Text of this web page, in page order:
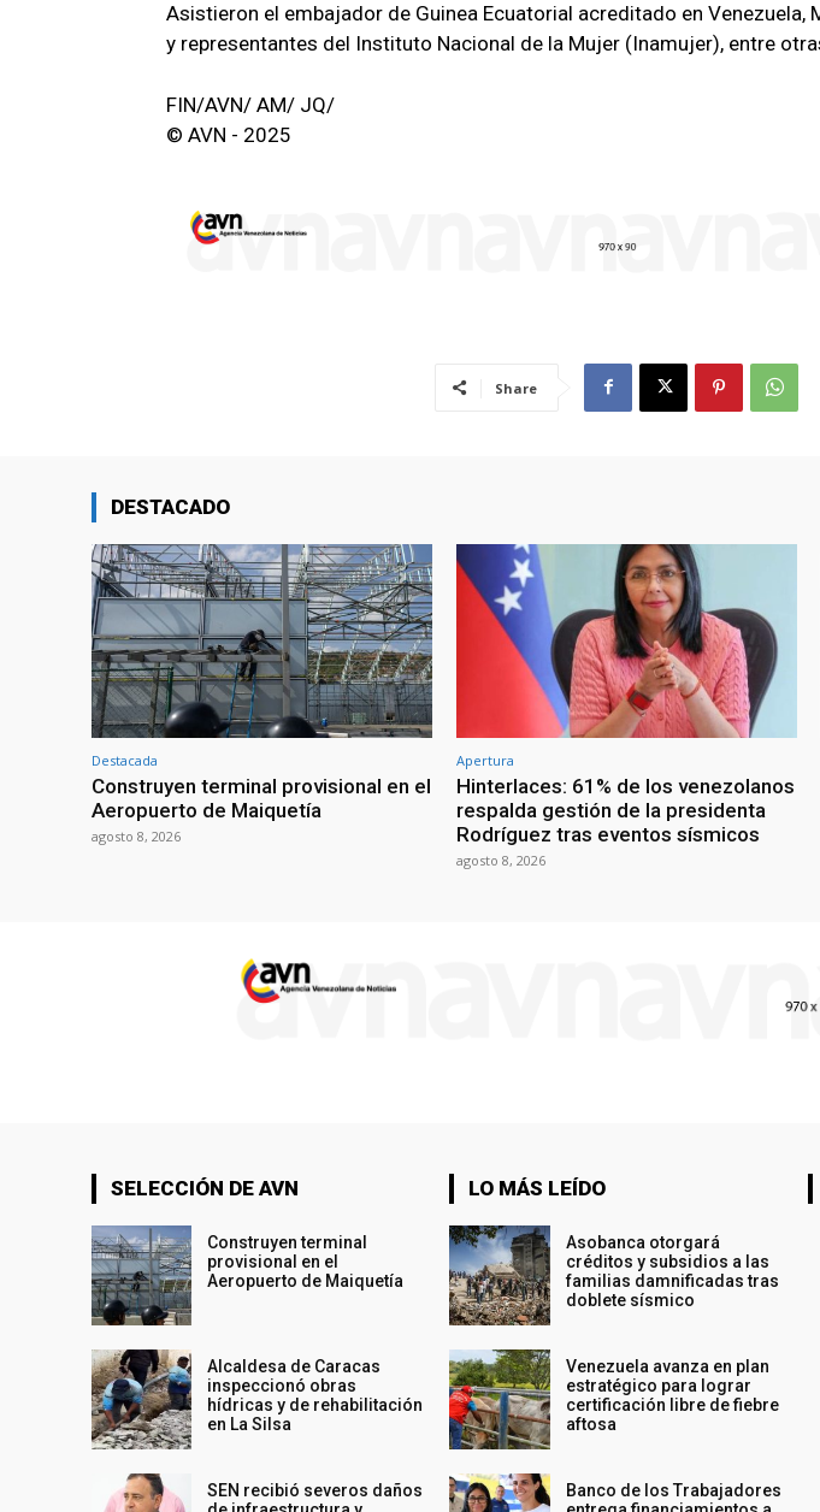
Asistieron el embajador de Guinea Ecuatorial acreditado en Venezuela,
y representantes del Instituto Nacional de la Mujer (Inamujer), entre
FIN/AVN/ AM/ JQ/
© AVN - 2025
Share
DESTACADO
Destacada
Construyen terminal provisional en el
Aeropuerto de Maiquetía
agosto 8, 2026
Apertura
Hinterlaces: 61% de los venezolanos
respalda gestión de la presidenta
Rodríguez tras eventos sísmicos
agosto 8, 2026
SELECCIÓN DE AVN
Construyen terminal
provisional en el
Aeropuerto de Maiquetía
Alcaldesa de Caracas
inspeccionó obras
hídricas y de rehabilitación
en La Silsa
SEN recibió severos daños
LO MÁS LEÍDO
Asobanca otorgará
créditos y subsidios a las
familias damnificadas tras
doblete sísmico
Venezuela avanza en plan
estratégico para lograr
certificación libre de fiebre
aftosa
Banco de los Trabajadores